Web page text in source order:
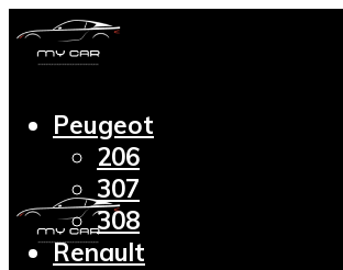
Peugeot
206
307
308
Renault